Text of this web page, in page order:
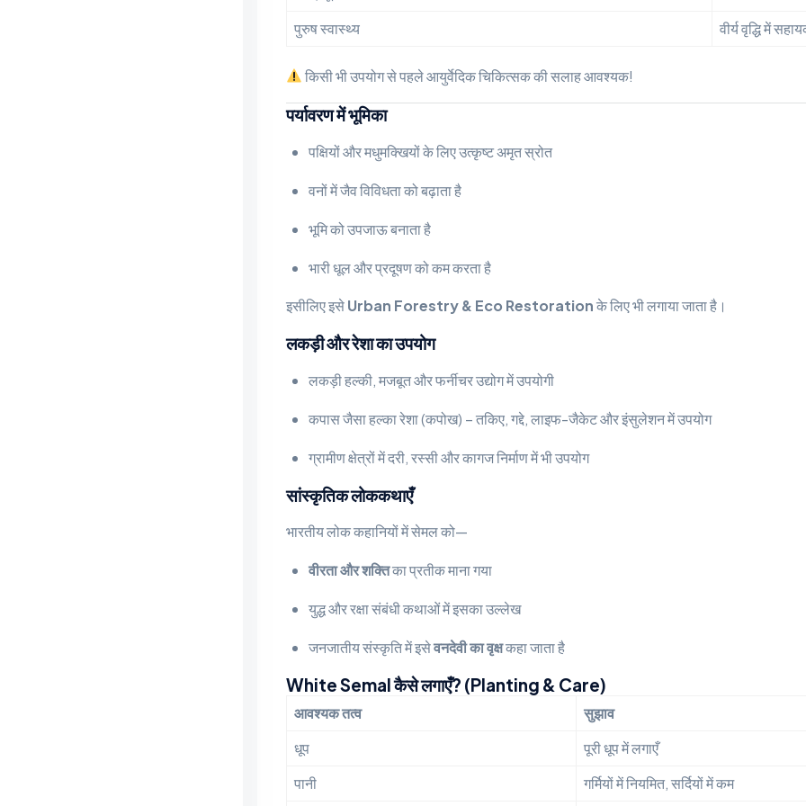
पुरुष स्वास्थ्य
वीर्य वृद्धि में
किसी भी उपयोग से पहले आयुर्वेदिक चिकित्सक की सलाह आवश्यक!
पर्यावरण में भूमिका
पक्षियों और मधुमक्खियों के लिए उत्कृष्ट अमृत स्रोत
वनों में जैव विविधता को बढ़ाता है
भूमि को उपजाऊ बनाता है
भारी धूल और प्रदूषण को कम करता है
इसीलिए इसेUrban Forestry & Eco Restorationके लिए भी लगाया जाता है।
लकड़ी और रेशा का उपयोग
लकड़ी हल्की, मजबूत और फर्नीचर उद्योग में उपयोगी
कपास जैसा हल्का रेशा (कपोख) – तकिए, गद्दे, लाइफ-जैकेट और इंसुलेशन में उपयोग
ग्रामीण क्षेत्रों में दरी, रस्सी और कागज निर्माण में भी उपयोग
सांस्कृतिक लोककथाएँ
भारतीय लोक कहानियों में सेमल को—
वीरता और शक्तिका प्रतीक माना गया
युद्ध और रक्षा संबंधी कथाओं में इसका उल्लेख
जनजातीय संस्कृति में इसेवनदेवी का वृक्षकहा जाता है
White Semal कैसे लगाएँ? (Planting & Care)
आवश्यक तत्व
सुझाव
धूप
पूरी धूप में लगाएँ
पानी
गर्मियों में नियमित, सर्दियों में कम